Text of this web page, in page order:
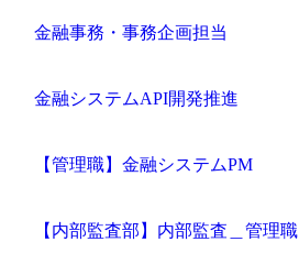
金融事務・事務企画担当
金融システムAPI開発推進
【管理職】金融システムPM
【内部監査部】内部監査＿管理職